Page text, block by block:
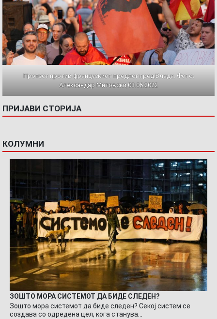
Протест против францускиот предлог пред Влада. Фото:
Александар Митовски,03.06.2022
ПРИЈАВИ СТОРИЈА
КОЛУМНИ
ЗОШТО МОРА СИСТЕМОТ ДА БИДЕ СЛЕДЕН?
Зошто мора системот да биде следен? Секој систем се
создава со одредена цел, кога станува…